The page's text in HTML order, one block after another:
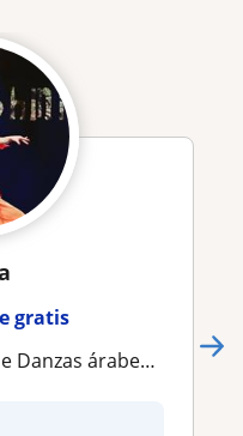
gratis
elementos, clases de training o profesorado